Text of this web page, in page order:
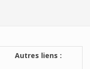
Autres liens :